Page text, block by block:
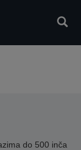
do 500 inča